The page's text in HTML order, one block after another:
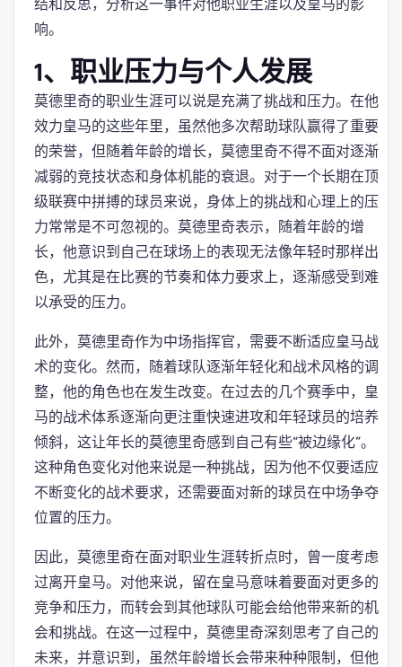
结和反思，分析这一事件对他职业生涯以及皇马的影
响。
1、职业压力与个人发展
莫德里奇的职业生涯可以说是充满了挑战和压力。在他
效力皇马的这些年里，虽然他多次帮助球队赢得了重要
的荣誉，但随着年龄的增长，莫德里奇不得不面对逐渐
减弱的竞技状态和身体机能的衰退。对于一个长期在顶
级联赛中拼搏的球员来说，身体上的挑战和心理上的压
力常常是不可忽视的。莫德里奇表示，随着年龄的增
长，他意识到自己在球场上的表现无法像年轻时那样出
色，尤其是在比赛的节奏和体力要求上，逐渐感受到难
以承受的压力。
此外，莫德里奇作为中场指挥官，需要不断适应皇马战
术的变化。然而，随着球队逐渐年轻化和战术风格的调
整，他的角色也在发生改变。在过去的几个赛季中，皇
马的战术体系逐渐向更注重快速进攻和年轻球员的培养
倾斜，这让年长的莫德里奇感到自己有些“被边缘化”。
这种角色变化对他来说是一种挑战，因为他不仅要适应
不断变化的战术要求，还需要面对新的球员在中场争夺
位置的压力。
因此，莫德里奇在面对职业生涯转折点时，曾一度考虑
过离开皇马。对他来说，留在皇马意味着要面对更多的
竞争和压力，而转会到其他球队可能会给他带来新的机
会和挑战。在这一过程中，莫德里奇深刻思考了自己的
未来，并意识到，虽然年龄增长会带来种种限制，但他